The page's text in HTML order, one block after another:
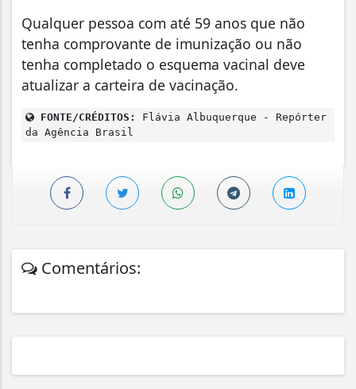
Qualquer pessoa com até 59 anos que não
tenha comprovante de imunização ou não
tenha completado o esquema vacinal deve
atualizar a carteira de vacinação.
FONTE/CRÉDITOS:
Flávia Albuquerque - Repórter
da Agência Brasil
Comentários: